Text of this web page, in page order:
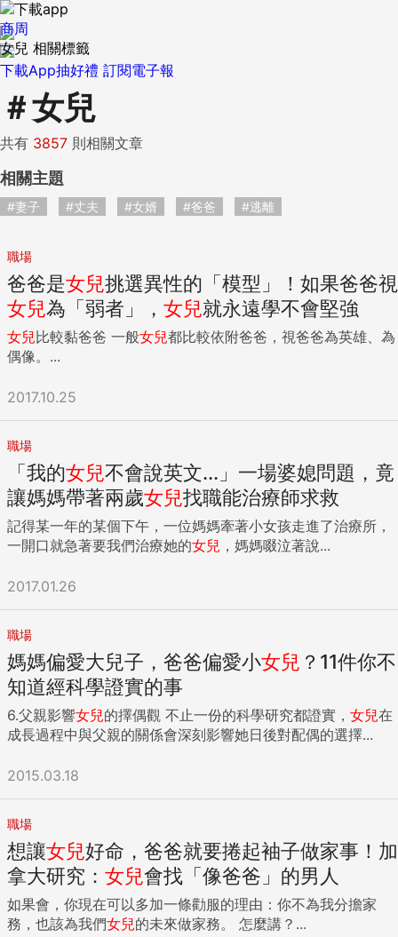
下載App抽好禮 訂閱電子報
商周
女兒 相關標籤
＃女兒
共有 3857 則相關文章
相關主題
#妻子 #丈夫 #女婿 #爸爸 #逃離
職場
爸爸是女兒挑選異性的「模型」！如果爸爸視
女兒為「弱者」， 女兒就永遠學不會堅強
女兒 比較黏爸爸 一般女兒都比較依附爸爸，視爸爸為英雄、為
偶像。...
2017.10.25
職場
「我的女兒不會說英文...」一場婆媳問題，竟
讓媽媽帶著兩歲女兒找職能治療師求救
記得某一年的某個下午，一位媽媽牽著小女孩走進了治療所，
一開口就急著要我們治療她的女兒 ，媽媽啜泣著說...
2017.01.26
職場
媽媽偏愛大兒子，爸爸偏愛小女兒 ？11件你不
知道經科學證實的事
6.父親影響女兒的擇偶觀 不止一份的科學研究都證實， 女兒在
成長過程中與父親的關係會深刻影響她日後對配偶的選擇...
2015.03.18
職場
想讓女兒好命，爸爸就要捲起袖子做家事！加
拿大研究： 女兒會找「像爸爸」的男人
如果會，你現在可以多加一條勸服的理由：你不為我分擔家
務，也該為我們女兒 的未來做家務。 怎麼講？...